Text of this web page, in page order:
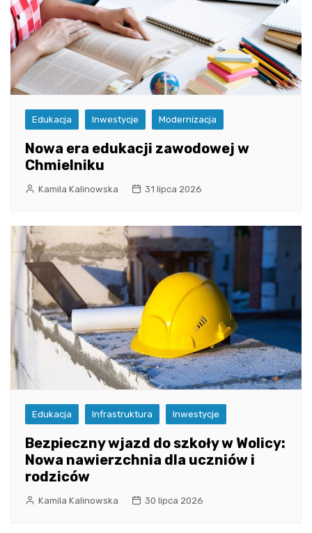
Edukacja Inwestycje Modernizacja
Nowa era edukacji zawodowej w
Chmielniku
Kamila Kalinowska 31 lipca 2026
Edukacja Infrastruktura Inwestycje
Bezpieczny wjazd do szkoły w Wolicy:
Nowa nawierzchnia dla uczniów i
rodziców
Kamila Kalinowska 30 lipca 2026